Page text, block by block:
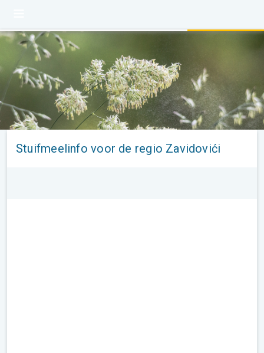
Stuifmeelinfo voor de regio Zavidovići